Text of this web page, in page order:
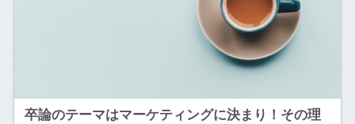
卒論のテーマはマーケティングに決まり！その理